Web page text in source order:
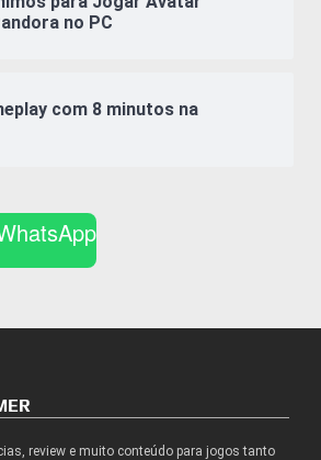
no PC
com 8 minutos na
review e muito conteúdo para jogos tanto